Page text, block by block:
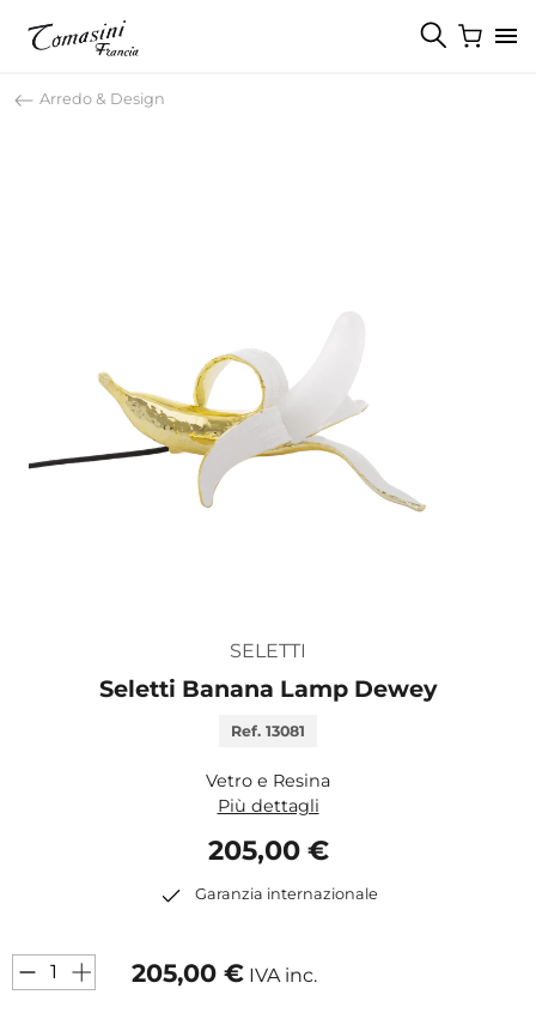
Arredo & Design
SELETTI
Seletti Banana Lamp Dewey
Ref. 13081
Vetro e Resina
Più dettagli
205,00 €
Garanzia internazionale
205,00 € IVA inc.